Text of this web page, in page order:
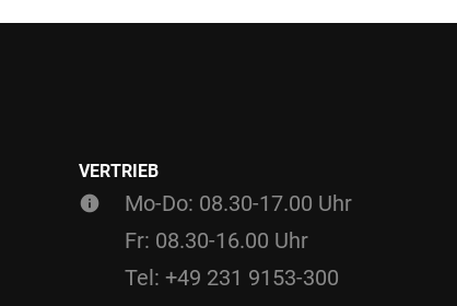
VERTRIEB
Mo-Do: 08.30-17.00 Uhr
Fr: 08.30-16.00 Uhr
Tel: +49 231 9153-300